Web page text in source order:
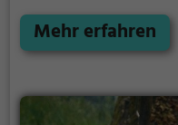
Grillplatzes: keine
ruhig auch mal bis
den meisten
niemanden stören.
Mehr erfahren